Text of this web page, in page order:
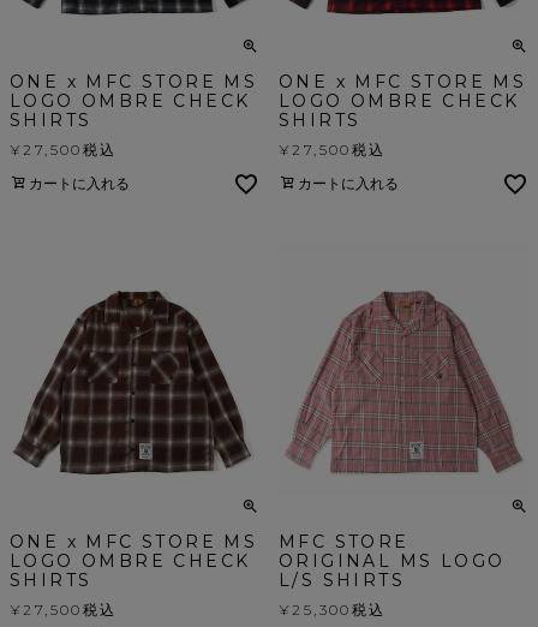
ONE x MFC STORE MS
LOGO OMBRE CHECK
SHIRTS
¥ 27,500 税込
カートに入れる
ONE x MFC STORE MS
LOGO OMBRE CHECK
SHIRTS
¥ 27,500 税込
カートに入れる
ONE x MFC STORE MS
LOGO OMBRE CHECK
SHIRTS
¥ 27,500 税込
MFC STORE
ORIGINAL MS LOGO
L/S SHIRTS
¥ 25,300 税込